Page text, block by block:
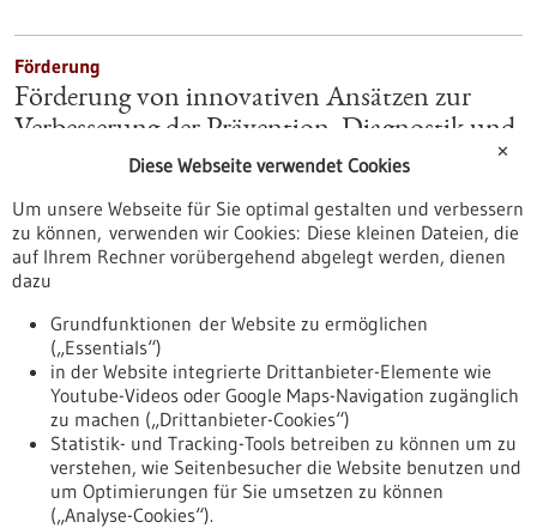
Förderung
Förderung von innovativen Ansätzen zur
Verbesserung der Prävention, Diagnostik und
Behandlung von Herz-Kreislauf-
Förderprogramm,Förderung durch:BMFTR,
Einreichungsfrist: 27.07.2026
https://www.gesundheitsindustrie-
bw.de/datenbank/foerderungen/foerderung-von-
innovativen-ansaetzen-zur-verbesserung-der-praevention-
diagnostik-und-behandlung-von-herz-kreislauf-erkrankungen
1 … 93 94 95
Zur Datenbanksuche nach Unternehmen
✕
Diese Webseite verwendet Cookies
Um unsere Webseite für Sie optimal gestalten und verbessern
zu können, verwenden wir Cookies: Diese kleinen Dateien, die
auf Ihrem Rechner vorübergehend abgelegt werden, dienen
dazu
Grundfunktionen der Website zu ermöglichen
(„Essentials“)
in der Website integrierte Drittanbieter-Elemente wie
Youtube-Videos oder Google Maps-Navigation zugänglich
zu machen („Drittanbieter-Cookies“)
Statistik- und Tracking-Tools betreiben zu können um zu
verstehen, wie Seitenbesucher die Website benutzen und
um Optimierungen für Sie umsetzen zu können
(„Analyse-Cookies“).